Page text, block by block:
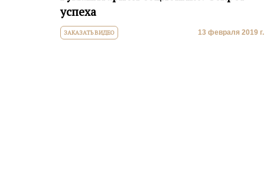
успеха
ЗАКАЗАТЬ ВИДЕО 13 февраля 2019 г.